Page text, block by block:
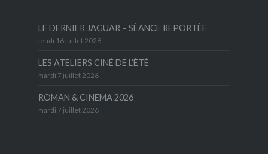
LE DERNIER JAGUAR – SÉANCE REPORTÉE
jeudi 16 juillet 2026
LES ATELIERS CINÉ DE L’ÉTÉ
mardi 7 juillet 2026
ROMAN & CINEMA 2026
mardi 7 juillet 2026